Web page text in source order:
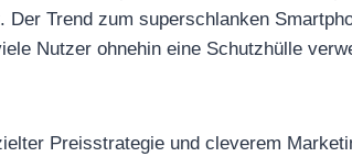
Der Trend zum superschlanken
Nutzer ohnehin eine Schutzhülle
Preisstrategie und cleverem